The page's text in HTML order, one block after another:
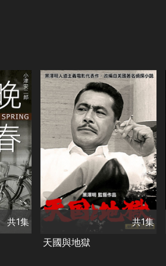
共1集
共1集
共1集
演員
香川京子 三船敏郎
類別
劇情 經典 日本 共1集
天國與地獄